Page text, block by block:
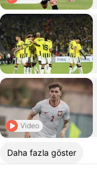
Video
Daha fazla göster